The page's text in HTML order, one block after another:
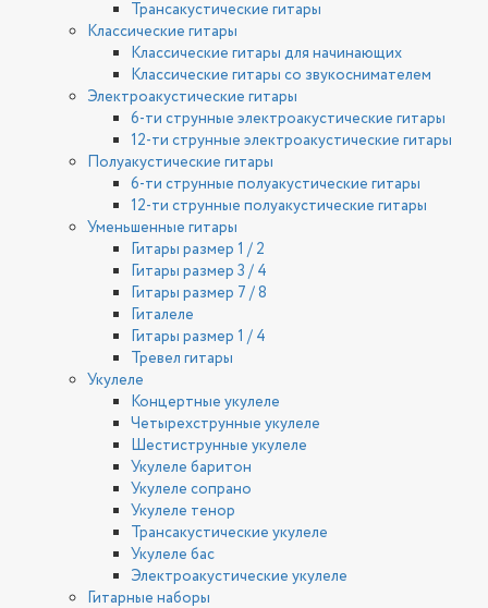
Трансакустические гитары
Классические гитары
Классические гитары для начинающих
Классические гитары со звукоснимателем
Электроакустические гитары
6-ти струнные электроакустические гитары
12-ти струнные электроакустические гитары
Полуакустические гитары
6-ти струнные полуакустические гитары
12-ти струнные полуакустические гитары
Уменьшенные гитары
Гитары размер 1 / 2
Гитары размер 3 / 4
Гитары размер 7 / 8
Гиталеле
Гитары размер 1 / 4
Тревел гитары
Укулеле
Концертные укулеле
Четырехструнные укулеле
Шестиструнные укулеле
Укулеле баритон
Укулеле сопрано
Укулеле тенор
Трансакустические укулеле
Укулеле бас
Электроакустические укулеле
Гитарные наборы